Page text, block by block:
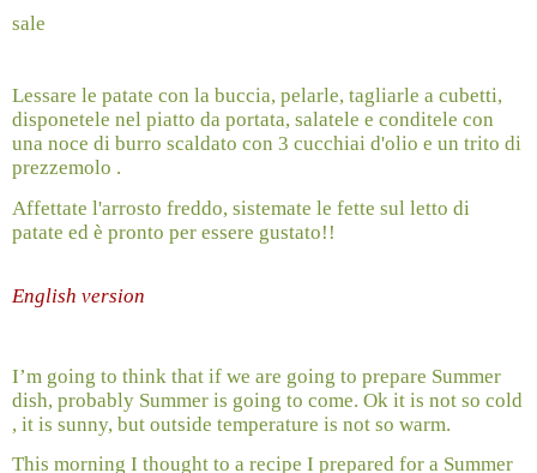
sale
Lessare le patate con la buccia, pelarle, tagliarle a cubetti,
disponetele nel piatto da portata, salatele e conditele con
una noce di burro scaldato con 3 cucchiai d'olio e un trito di
prezzemolo .
Affettate l'arrosto freddo, sistemate le fette sul letto di
patate ed è pronto per essere gustato!!
English version
I’m going to think that if we are going to prepare Summer
dish, probably Summer is going to come. Ok it is not so cold
, it is sunny, but outside temperature is not so warm.
This morning I thought to a recipe I prepared for a Summer